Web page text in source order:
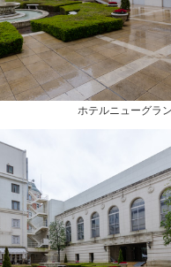
ホテルニューグ